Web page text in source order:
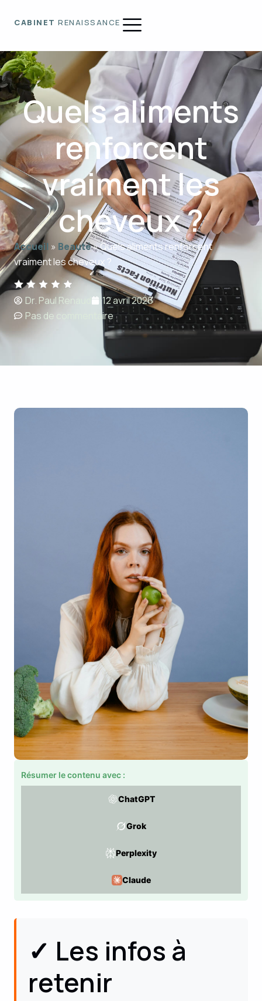
CABINET RENAISSANCE
Quels aliments
renforcent
vraiment les
cheveux ?
Accueil » Beauté»Quels aliments renforcent
vraiment les cheveux ?
Dr. Paul Renaud
12 avril 2026
Pas de commentaire
Résumer le contenu avec :
ChatGPT
Grok
Perplexity
Claude
✓ Les infos à
retenir